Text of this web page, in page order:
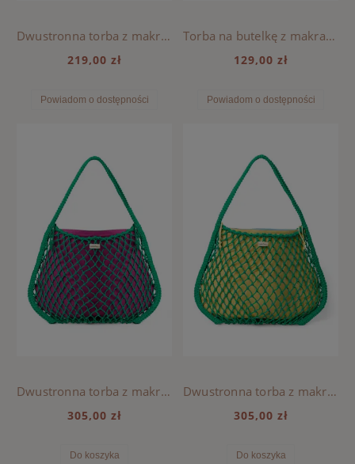
Dwustronna torba z makramy Mini Natural, Studio Noos - Blue-Yellow
219,00 zł
Powiadom o dostępności
Torba na butelkę z makramy Studio Noos - Natural
129,00 zł
Powiadom o dostępności
Dwustronna torba z makramy Mom Bag Green, Studio Noos - Purple-Green
305,00 zł
Do koszyka
Dwustronna torba z makramy Mom Bag Green, Studio Noos - Blue-Yellow
305,00 zł
Do koszyka